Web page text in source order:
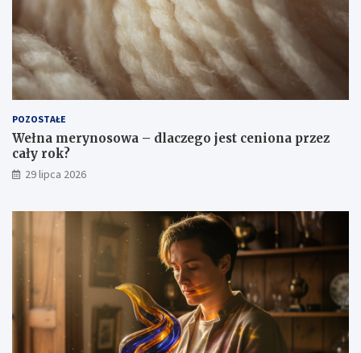
POZOSTAŁE
Wełna merynosowa – dlaczego jest ceniona przez
cały rok?
29 lipca 2026